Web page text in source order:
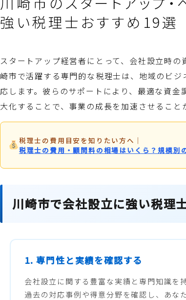
強い税理士おすすめ19選
スタートアップ経営者にとって、会社設立時
崎市で活躍する専門的な税理士は、地域のビ
応します。彼らのサポートにより、最適な資
大化することで、事業の成長を加速させること
税理士の費用目安を知りたい方へ ｜
税理士の費用・顧問料の相場はいくら？規模
川崎市で会社設立に強い税理
1. 専門性と実績を確認する
会社設立に関する豊富な実績と専門知識を
過去の対応事例や得意分野を確認し、あな